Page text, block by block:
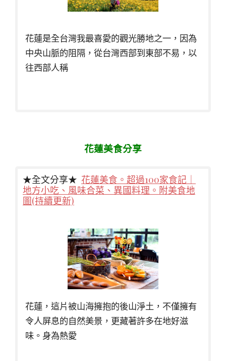
花蓮是全台灣我最喜愛的觀光勝地之一，因為
中央山脈的阻隔，從台灣西部到東部不易，以
往西部人稱
花蓮美食分享
★全文分享★ 花蓮美食。超過100家食記｜
地方小吃、風味合菜、異國料理。附美食地
圖(持續更新)
花蓮，這片被山海擁抱的後山淨土，不僅擁有
令人屏息的自然美景，更藏著許多在地好滋
味。身為熱愛